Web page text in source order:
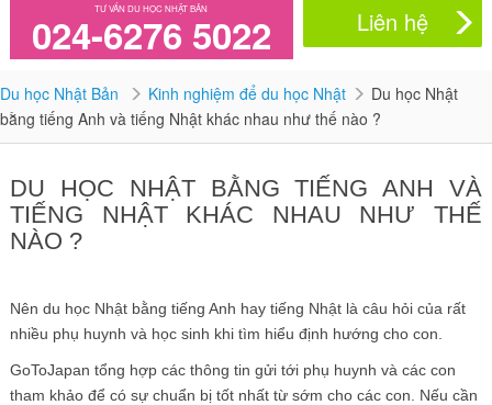
TƯ VẤN DU HỌC NHẬT BẢN
024-6276 5022 Liên hệ
Du học Nhật Bản Kinh nghiệm để du học Nhật
Du học Nhật
bằng tiếng Anh và tiếng Nhật khác nhau như thế nào ?
DU HỌC NHẬT BẰNG TIẾNG ANH VÀ
TIẾNG NHẬT KHÁC NHAU NHƯ THẾ
NÀO ?
Nên du học Nhật bằng tiếng Anh hay tiếng Nhật là câu hỏi của rất
nhiều phụ huynh và học sinh khi tìm hiểu định hướng cho con.
GoToJapan tổng hợp các thông tin gửi tới phụ huynh và các con
tham khảo để có sự chuẩn bị tốt nhất từ sớm cho các con. Nếu cần